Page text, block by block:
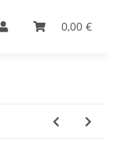
0,00 €